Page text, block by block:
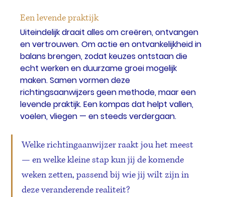
Een levende praktijk
Uiteindelijk draait alles om creëren, ontvangen
en vertrouwen. Om actie en ontvankelijkheid in
balans brengen, zodat keuzes ontstaan die
echt werken en duurzame groei mogelijk
maken. Samen vormen deze
richtingsaanwijzers geen methode, maar een
levende praktijk. Een kompas dat helpt vallen,
voelen, vliegen — en steeds verdergaan.
Welke richtingaanwijzer raakt jou het meest
— en welke kleine stap kun jij de komende
weken zetten, passend bij wie jij wilt zijn in
deze veranderende realiteit?